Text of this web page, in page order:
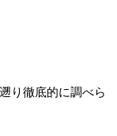
り徹底的に調べら